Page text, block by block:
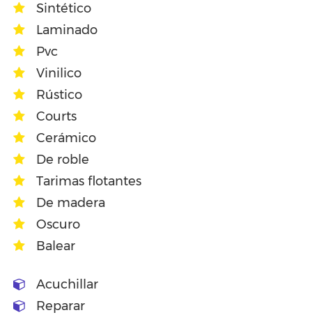
Sintético
Laminado
Pvc
Vinilico
Rústico
Courts
Cerámico
De roble
Tarimas flotantes
De madera
Oscuro
Balear
Acuchillar
Reparar